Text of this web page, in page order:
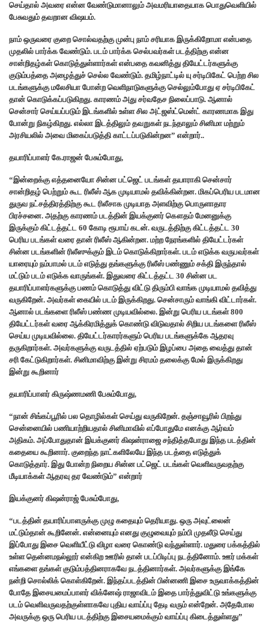
செய்தால் அவரை என்ன வேண்டுமானாலும் அவமரியாதையாக பொதுவெளியில்
பேசுவதும் தவறான விஷயம்.
நாம் ஒருவரை குறை சொல்வதற்கு முன்பு நாம் சரியாக இருக்கிறோமா என்பதை
முதலில் பார்க்க வேண்டும். படம் பார்க்க செல்பவர்கள் படத்திற்கு என்ன
சான்றிதழ்கள் கொடுத்துள்ளார்கள் என்பதை கவனித்து தியேட்டர்களுக்கு
குடும்பத்தை அழைத்துச் செல்ல வேண்டும். தமிழ்நாட்டில் யு சர்டிபிகேட் பெற்ற சில
படங்களுக்கு மலேசியா போன்ற வெளிநாடுகளுக்கு செல்லும்போது ஏ சர்டிபிகேட்
தான் கொடுக்கப்படுகிறது. காரணம் அது சர்வதேச நிலைப்பாடு. ஆனால்
சென்சார் செய்யப்படும் இடங்களில் உள்ள சில அட்ஜஸ்ட்மென்ட் காரணமாக இது
போன்று நிகழ்கிறது. எல்லா இடத்திலும் தவறுகள் நடந்தாலும் சினிமா மற்றும்
அரசியலில் அவை மிகைப்படுத்தி காட்டப்படுகின்றன” என்றார்..
தயாரிப்பாளர் கே.ராஜன் பேசும்போது,
“இன்றைக்கு எத்தனையோ சின்ன பட்ஜெட் படங்கள் தயாராகி சென்சார்
சான்றிதழ் பெற்றும் கூட ரிலீஸ் ஆக முடியாமல் தவிக்கின்றன. மிகப்பெரிய படமான
துருவ நட்சத்திரத்திற்கு கூட ரிலீசாக முடியாத அளவிற்கு பொருளாதார
பிரச்சனை. அதற்கு காரணம் படத்தின் இயக்குனர் கௌதம் மேனனுக்கு
இருக்கும் கிட்டத்தட்ட 60 கோடி ரூபாய் கடன். வருடத்திற்கு கிட்டத்தட்ட 30
பெரிய படங்கள் வரை தான் ரிலீஸ் ஆகின்றன. மற்ற நேரங்களில் தியேட்டர்கள்
சின்ன படங்களின் ரிலீஸுக்கும் இடம் கொடுக்கிறார்கள். படம் எடுக்க வருபவர்கள்
யாரையும் நம்பாமல் படம் எடுத்து தங்களுக்கு ரிலீஸ் பண்ணும் சக்தி இருந்தால்
மட்டும் படம் எடுக்க வாருங்கள். இதுவரை கிட்டத்தட்ட 30 சின்ன பட
தயாரிப்பாளர்களுக்கு பணம் கொடுத்து விட்டு திரும்பி வாங்க முடியாமல் தவித்து
வருகிறேன். அவர்கள் கையில் படம் இருக்கிறது. சென்சாரும் வாங்கி விட்டார்கள்.
ஆனால் படங்களை ரிலீஸ் பண்ண முடியவில்லை. இன்று பெரிய படங்கள் 800
தியேட்டர்கள் வரை ஆக்கிரமித்துக் கொண்டு விடுவதால் சிறிய படங்களை ரிலீஸ்
செய்ய முடியவில்லை. தியேட்டர்காரர்களும் பெரிய படங்களுக்கே ஆதரவு
தருகிறார்கள். அவர்களுக்கு வருடத்தில் ஏற்படும் இழப்பை அதை வைத்து தான்
சரி கேட்டுகிறார்கள். சினிமாவிற்கு இன்று சிரமம் தலைக்கு மேல் இருக்கிறது
இன்று கூறினார்
தயாரிப்பாளர் கிருஷ்ணமணி பேசும்போது,
“நான் சிங்கப்பூரில் பல தொழில்கள் செய்து வருகிறேன். தஞ்சாவூரில் பிறந்து
சென்னையில் பணியாற்றியதால் சினிமாவில் எப்போதுமே எனக்கு ஆர்வம்
அதிகம். அப்போதுதான் இயக்குனர் கிஷன்ராஜை சந்தித்தபோது இந்த படத்தின்
கதையை கூறினார். குறைந்த நாட்களிலேயே இந்த படத்தை எடுத்துக்
கொடுத்தார். இது போன்ற நிறைய சின்ன பட்ஜெட் படங்கள் வெளிவருவதற்கு
மீடியாக்கள் ஆதரவு தர வேண்டும்” என்றார்
இயக்குனர் கிஷன்ராஜ் பேசும்போது,
“படத்தின் தயாரிப்பாளருக்கு முழு கதையும் தெரியாது. ஒரு அவுட்லைன்
மட்டும்தான் கூறினேன். என்னையும் எனது குழுவையும் நம்பி முதலீடு செய்து
இப்போது இசை வெளியீட்டு விழா வரை கொண்டு வந்துள்ளார். மதுரை பக்கத்தில்
உள்ள தென்னமநல்லூர் என்கிற ஊரில் தான் படப்பிடிப்பு நடத்தினோம். ஊர் மக்கள்
எங்களை தங்கள் குடும்பத்தினராகவே நடத்தினார்கள். அவர்களுக்கு இங்கே
நன்றி சொல்லிக் கொள்கிறேன். இந்தப்படத்தின் பின்னணி இசை உருவாக்கத்தின்
போதே இசையமைப்பாளர் விக்னேஷ் ராஜாவிடம் இதை பார்த்துவிட்டு உங்களுக்கு
படம் வெளிவருவதற்குள்ளாகவே புதிய வாய்ப்பு தேடி வரும் என்றேன். அதேபோல
அவருக்கு ஒரு பெரிய படத்திற்கு இசையமைக்கும் வாய்ப்பு கிடைத்துள்ளது”